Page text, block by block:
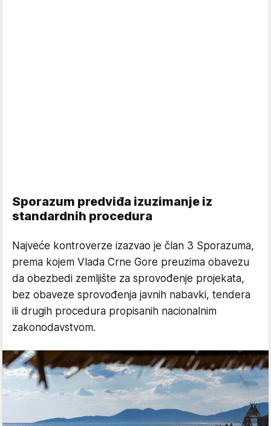
Sporazum predviđa izuzimanje iz
standardnih procedura
Najveće kontroverze izazvao je član 3 Sporazuma,
prema kojem Vlada Crne Gore preuzima obavezu
da obezbedi zemljište za sprovođenje projekata,
bez obaveze sprovođenja javnih nabavki, tendera
ili drugih procedura propisanih nacionalnim
zakonodavstvom.